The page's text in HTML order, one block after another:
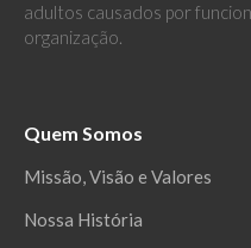
adultos causados por
organização.
Quem Somos
Missão, Visão e Valores
Nossa História